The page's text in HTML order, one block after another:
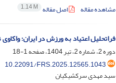
مشاهده مقاله
اصل مقاله 1.14 M
فراتحلیل اعتیاد به ورزش در ایران:
دوره 2، شماره 2، تیر 1404، صفحه
1-18
10.22091/FRS.2025.12565.1043
سید مهدی سرکشیکیان